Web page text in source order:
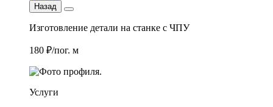
Назад
Изготовление детали на станке с ЧПУ
180 ₽/пог. м
Услуги